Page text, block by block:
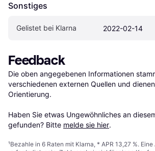
Sonstiges
Gelistet bei Klarna 2022-02-14
Feedback
Die oben angegebenen Informationen
verschiedenen externen Quellen und
Orientierung.
Haben Sie etwas Ungewöhnliches an
gefunden? Bitte melde sie hier.
¹Bezahle in 6 Raten mit Klarna, * APR 13,27 %.